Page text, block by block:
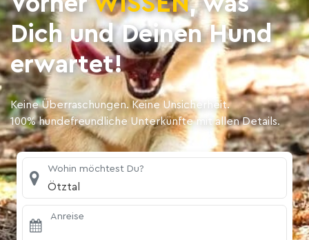
Dich und Deinen Hund
erwartet!
Keine Überraschungen. Keine Unsicherheit.
100% hundefreundliche Unterkünfte mit allen Details.
Wohin möchtest Du?
Ötztal
Anreise